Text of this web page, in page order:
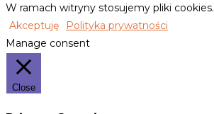
W ramach witryny stosujemy pliki cookies.
Akceptuję
Polityka prywatności
Manage consent
Close